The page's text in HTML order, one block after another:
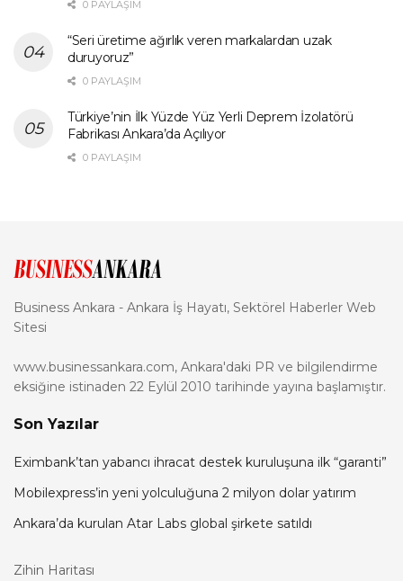
0 PAYLAŞIM
“Seri üretime ağırlık veren markalardan uzak
duruyoruz”
0 PAYLAŞIM
Türkiye’nin İlk Yüzde Yüz Yerli Deprem İzolatörü
Fabrikası Ankara’da Açılıyor
0 PAYLAŞIM
Business Ankara - Ankara İş Hayatı, Sektörel Haberler Web
Sitesi
www.businessankara.com, Ankara'daki PR ve bilgilendirme
eksiğine istinaden 22 Eylül 2010 tarihinde yayına başlamıştır.
Son Yazılar
Eximbank’tan yabancı ihracat destek kuruluşuna ilk “garanti”
Mobilexpress’in yeni yolculuğuna 2 milyon dolar yatırım
Ankara’da kurulan Atar Labs global şirkete satıldı
Zihin Haritası